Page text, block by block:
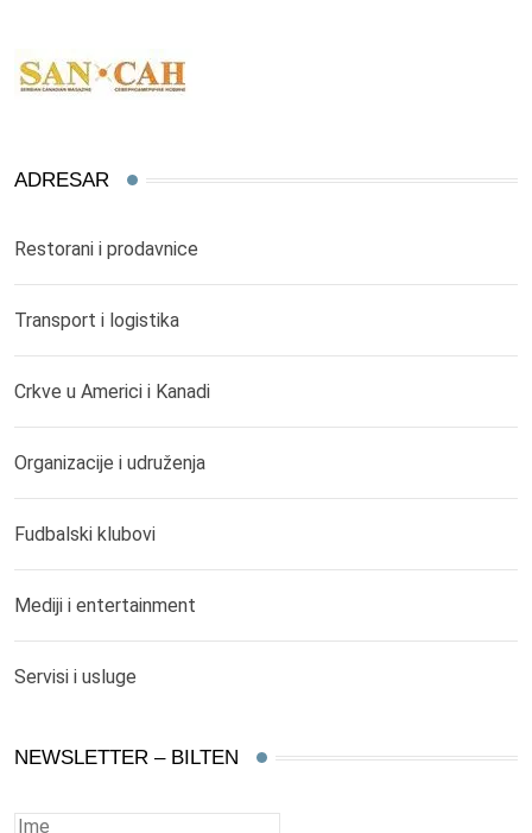
ADRESAR
Restorani i prodavnice
Transport i logistika
Crkve u Americi i Kanadi
Organizacije i udruženja
Fudbalski klubovi
Mediji i entertainment
Servisi i usluge
NEWSLETTER – BILTEN